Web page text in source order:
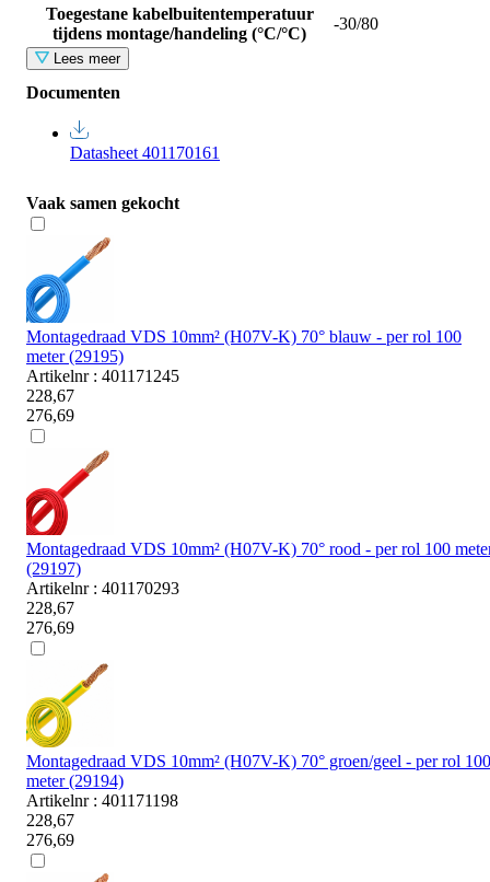
Toegestane kabelbuitentemperatuur
tijdens montage/handeling (°C/°C)
-30/80
Lees meer
Documenten
Datasheet 401170161
Vaak samen gekocht
Montagedraad VDS 10mm² (H07V-K) 70° blauw - per rol 100
meter (29195)
Artikelnr : 401171245
228,67
276,69
Montagedraad VDS 10mm² (H07V-K) 70° rood - per rol 100
(29197)
Artikelnr : 401170293
228,67
276,69
Montagedraad VDS 10mm² (H07V-K) 70° groen/geel - per rol 100
meter (29194)
Artikelnr : 401171198
228,67
276,69